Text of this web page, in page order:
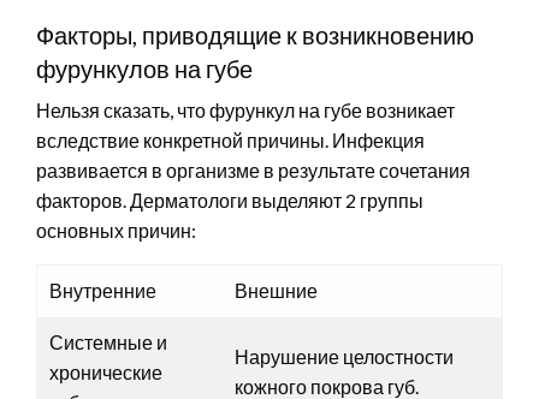
Факторы, приводящие к возникновению
фурункулов на губе
Нельзя сказать, что фурункул на губе возникает
вследствие конкретной причины. Инфекция
развивается в организме в результате сочетания
факторов. Дерматологи выделяют 2 группы
основных причин:
Внутренние Внешние
Системные и
хронические
Нарушение целостности
кожного покрова губ.